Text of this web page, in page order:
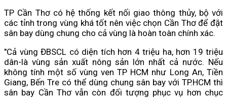
TP Cần Thơ có hệ thống kết nối giao thông thủy, bộ với
các tỉnh trong vùng khá tốt nên việc chọn Cần Thơ để đặt
sân bay dùng chung cho cả vùng là hoàn toàn chính xác.
"Cả vùng ĐBSCL có diện tích hơn 4 triệu ha, hơn 19 triệu
dân-là vùng sản xuất nông sản lớn nhất cả nước. Nếu
không tính một số vùng ven TP HCM như Long An, Tiền
Giang, Bến Tre có thể dùng chung sân bay với TP.HCM thì
sân bay Cần Thơ vẫn còn đối tượng phục vụ hơn chục